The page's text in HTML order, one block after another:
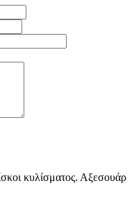
κυλίσματος. Αξεσουάρ